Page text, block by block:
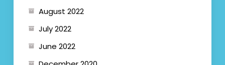
August 2022
July 2022
June 2022